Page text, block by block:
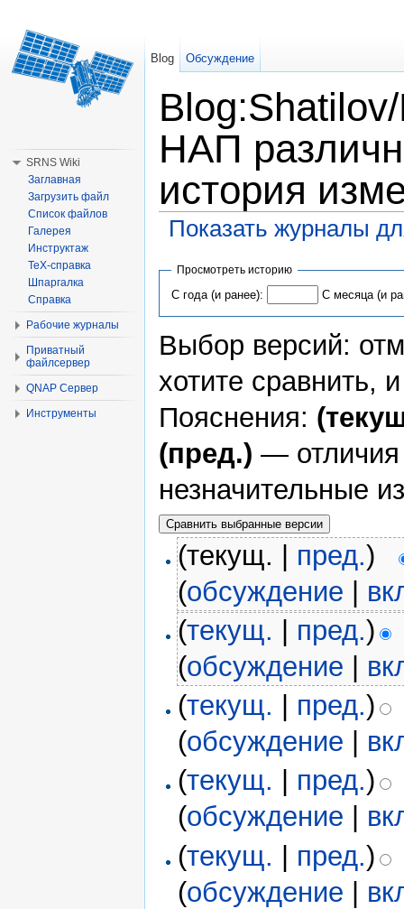
НАП
история
Показать журналы
Просмотреть историю
С года (и ранее): С месяца (и
Выбор версий:
хотите сравнить,
Пояснения:
(пред.) —
незначительные
(текущ. | пред.)
(обсуждение |
(текущ. пред.)
(обсуждение
(текущ. пред.)
(обсуждение
(текущ. пред.)
(обсуждение
(текущ. | пред.)
(обсуждение |
Blog Обсуждение
SRNS Wiki
Заглавная
Загрузить файл
Список файлов
Галерея
Инструктаж
TeX-справка
Шпаргалка
Справка
Рабочие журналы
Приватный
файлсервер
QNAP Сервер
Инструменты